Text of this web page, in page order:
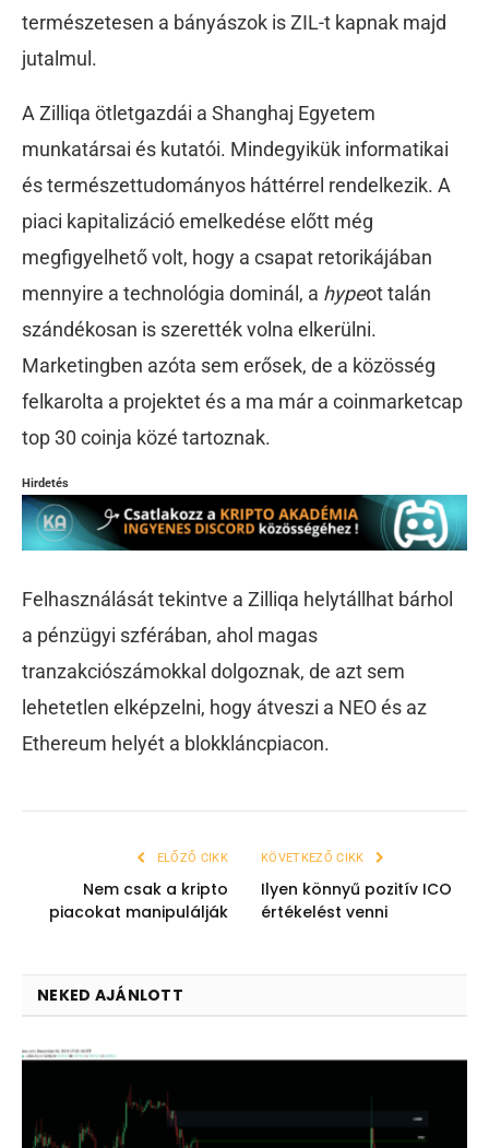
természetesen a bányászok is ZIL-t kapnak majd
jutalmul.
A Zilliqa ötletgazdái a Shanghaj Egyetem
munkatársai és kutatói. Mindegyikük informatikai
és természettudományos háttérrel rendelkezik. A
piaci kapitalizáció emelkedése előtt még
megfigyelhető volt, hogy a csapat retorikájában
mennyire a technológia dominál, a hypeot talán
szándékosan is szerették volna elkerülni.
Marketingben azóta sem erősek, de a közösség
felkarolta a projektet és a ma már a coinmarketcap
top 30 coinja közé tartoznak.
Hirdetés
Felhasználását tekintve a Zilliqa helytállhat bárhol
a pénzügyi szférában, ahol magas
tranzakciószámokkal dolgoznak, de azt sem
lehetetlen elképzelni, hogy átveszi a NEO és az
Ethereum helyét a blokkláncpiacon.
ELŐZŐ CIKK
Nem csak a kripto
piacokat manipulálják
KÖVETKEZŐ CIKK
Ilyen könnyű pozitív ICO
értékelést venni
NEKED AJÁNLOTT